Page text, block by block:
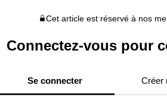
Cet article est réservé à nos
Connectez-vous pour
Se connecter Créer